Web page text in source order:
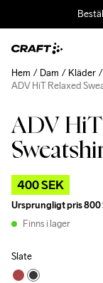
ADV
400 SEK
Ursprungligt pris800
Finns i lager
Slate
Hem Dam Kläder
ADV HiT Relaxed
Outlet